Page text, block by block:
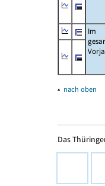
Im
▴ nach oben
Das